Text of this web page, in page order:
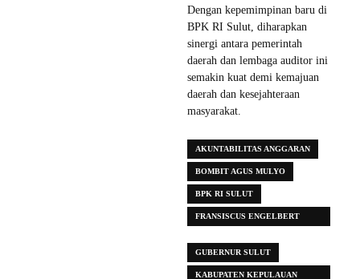
Dengan kepemimpinan baru di
BPK RI Sulut, diharapkan
sinergi antara pemerintah
daerah dan lembaga auditor ini
semakin kuat demi kemajuan
daerah dan kesejahteraan
masyarakat.
AKUNTABILITAS ANGGARAN
BOMBIT AGUS MULYO
BPK RI SULUT
FRANSISCUS ENGELBERT
GUBERNUR SULUT
KABUPATEN KEPULAUAN